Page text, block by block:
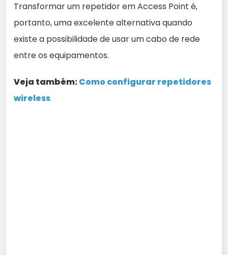
Transformar um repetidor em Access Point é,
portanto, uma excelente alternativa quando
existe a possibilidade de usar um cabo de rede
entre os equipamentos.
Veja também:Como configurar repetidores
wireless